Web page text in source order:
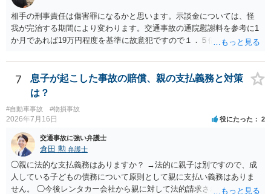
相手の刑事責任は傷害罪になるかと思います。示談金については、怪
我が完治する期間により変わります。交通事故の通院慰謝料を参考に1
か月であれば19万円程度を基準に故意犯ですので１．５倍か2倍程度す
上がるかと思います。ご参考にしてください。
7
息子が起こした事故の賠償、親の支払義務と対策
は？
#自動車事故 #物損事故
2026年7月16日 役にたった 2
交通事故に強い弁護士
倉田 勲 弁護士
◯親に法的な支払義務はありますか？ →法的に親子は別ですので、成
人している子どもの債務について原則として親に支払い義務はありま
せん。 ◯今後レンタカー会社から親に対して法的請求される可能性は